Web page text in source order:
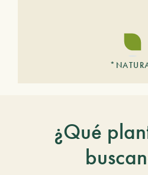
¿Qué